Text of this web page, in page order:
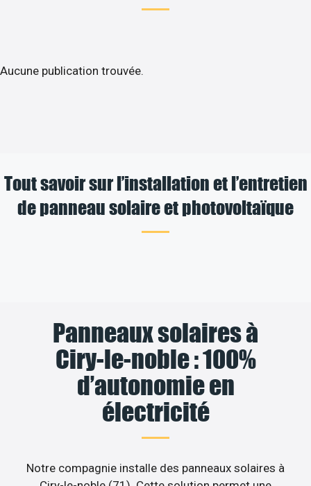
Aucune publication trouvée.
Tout savoir sur l’installation et l’entretien
de panneau solaire et photovoltaïque
Panneaux solaires à
Ciry-le-noble : 100%
d’autonomie en
électricité
Notre compagnie installe des panneaux solaires à